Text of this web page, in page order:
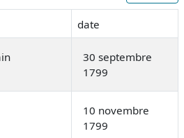
date
30 septembre
1799
10 novembre
1799